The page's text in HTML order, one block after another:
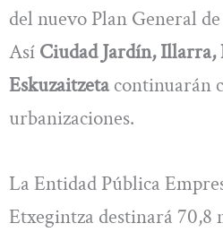
del nuevo Plan General
Así Ciudad Jardín,
Eskuzaitzetacontinuarán
urbanizaciones.
La Entidad Pública
Etxegintza destinará 70,8